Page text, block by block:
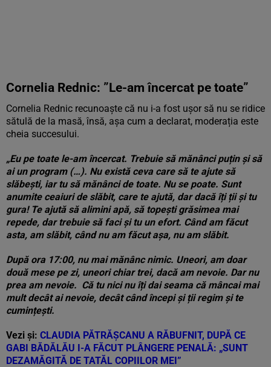
Cornelia Rednic: ”Le-am încercat pe toate”
Cornelia Rednic recunoaște că nu i-a fost ușor să nu se ridice
sătulă de la masă, însă, așa cum a declarat, moderația este
cheia succesului.
„Eu pe toate le-am încercat. Trebuie să mănânci puțin și să
ai un program (…). Nu există ceva care să te ajute să
slăbești, iar tu să mănânci de toate. Nu se poate. Sunt
anumite ceaiuri de slăbit, care te ajută, dar dacă îți ții și tu
gura! Te ajută să alimini apă, să topești grăsimea mai
repede, dar trebuie să faci și tu un efort. Când am făcut
asta, am slăbit, când nu am făcut așa, nu am slăbit.
După ora 17:00, nu mai mănânc nimic. Uneori, am doar
două mese pe zi, uneori chiar trei, dacă am nevoie. Dar nu
prea am nevoie. Că tu nici nu îți dai seama că mâncai mai
mult decât ai nevoie, decât când începi și ții regim și te
cumințești.
Vezi și: CLAUDIA PĂTRĂȘCANU A RĂBUFNIT, DUPĂ CE
GABI BĂDĂLĂU I-A FĂCUT PLÂNGERE PENALĂ: „SUNT
DEZAMĂGITĂ DE TATĂL COPIILOR MEI”